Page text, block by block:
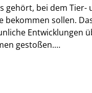
gehört, bei dem Tier-
sollen.
Entwicklungen
gestoßen.…